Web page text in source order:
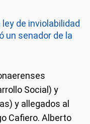
de inviolabilidad
un senador de la
Social) y
y allegados al
Cafiero. Alberto